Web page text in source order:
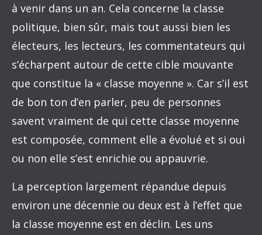
à venir dans un an. Cela concerne la classe
politique, bien sûr, mais tout aussi bien les
électeurs, les lecteurs, les commentateurs qui
s’écharpent autour de cette cible mouvante
que constitue la « classe moyenne ». Car s’il est
de bon ton d’en parler, peu de personnes
savent vraiment de qui cette classe moyenne
est composée, comment elle a évolué et si oui
ou non elle s’est enrichie ou appauvrie.
La perception largement répandue depuis
environ une décennie ou deux est à l’effet que
la classe moyenne est en déclin. Les uns